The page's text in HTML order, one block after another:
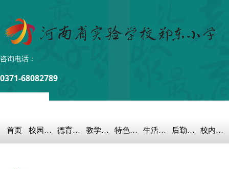
0371-68082789
咨询电话：
首页 校园概况 德育之窗 教学科研 特色教育 生活教育 后勤保障 校内链接